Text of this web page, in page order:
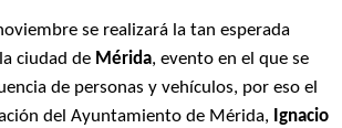
se realizará la tan esperada
ciudad de Mérida, evento en el que se
de personas y vehículos, por eso el
del Ayuntamiento de Mérida, Ignacio